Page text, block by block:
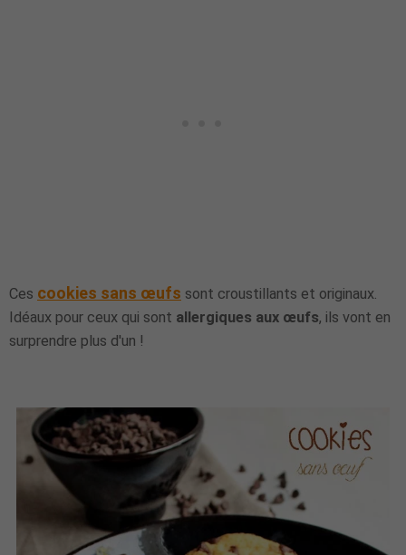
Ces cookies sans œufs sont croustillants et originaux.
Idéaux pour ceux qui sont allergiques aux œufs, ils vont en
surprendre plus d'un !